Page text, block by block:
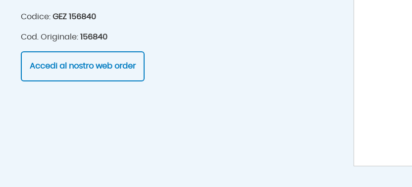
Codice: GEZ 156840
Cod. Originale: 156840
Accedi al nostro web order